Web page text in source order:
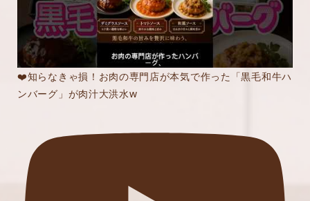
❤️知らなきゃ損！お肉の専門店が本気で作った「黒毛和牛ハ
ンバーグ」が肉汁大洪水w